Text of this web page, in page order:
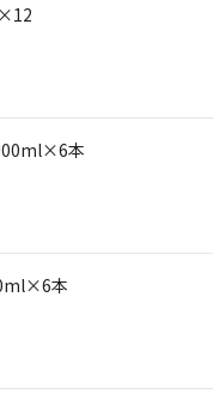
本
本